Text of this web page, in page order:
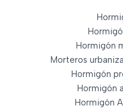
Hormigón
Morteros
Hormigón
Hormigón
Hormigón